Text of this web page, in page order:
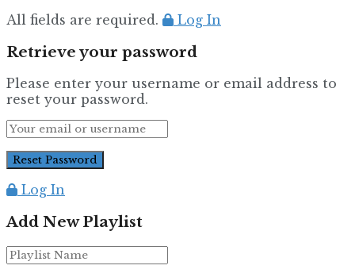
All fields are required. Log In
Retrieve your password
Please enter your username or email address to
reset your password.
Log In
Add New Playlist